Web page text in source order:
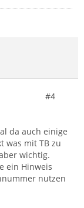
#4
da auch einige
was mit TB zu
wichtig.
ein Hinweis
nutzen